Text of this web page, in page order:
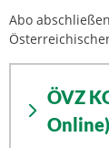
Abo
ÖVZ
Online)